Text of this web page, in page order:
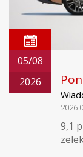
05/08
2026
9,1